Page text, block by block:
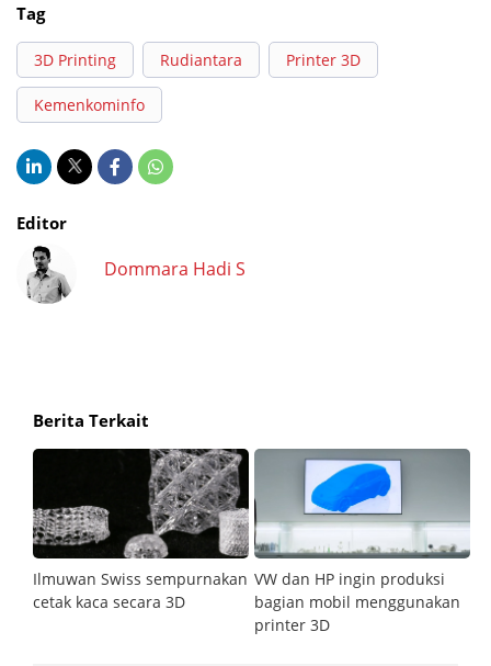
Tag
3D Printing Rudiantara Printer 3D
Kemenkominfo
Editor
Dommara Hadi S
Berita Terkait
Ilmuwan Swiss sempurnakan
cetak kaca secara 3D
VW dan HP ingin produksi
bagian mobil menggunakan
printer 3D